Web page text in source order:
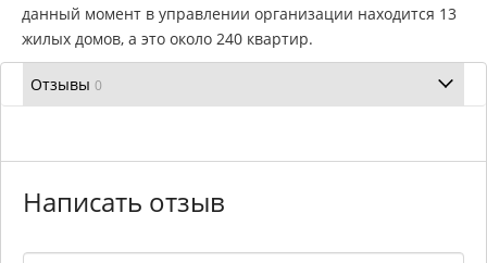
данный момент в управлении организации находится 13
жилых домов, а это около 240 квартир.
Отзывы 0
Написать отзыв